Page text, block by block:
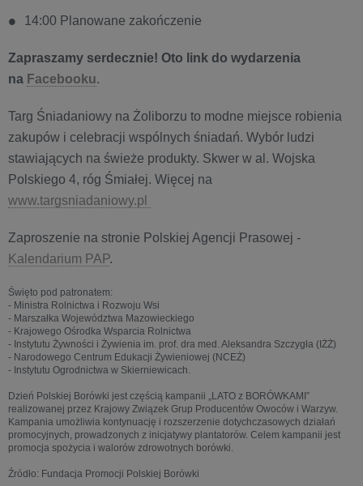
14:00 Planowane zakończenie
Zapraszamy serdecznie! Oto link do wydarzenia
na Facebooku.
Targ Śniadaniowy na Żoliborzu to modne miejsce robienia
zakupów i celebracji wspólnych śniadań. Wybór ludzi
stawiających na świeże produkty. Skwer w al. Wojska
Polskiego 4, róg Śmiałej. Więcej na
www.targsniadaniowy.pl
Zaproszenie na stronie Polskiej Agencji Prasowej -
Kalendarium PAP.
Święto pod patronatem:
- Ministra Rolnictwa i Rozwoju Wsi
- Marszałka Województwa Mazowieckiego
- Krajowego Ośrodka Wsparcia Rolnictwa
- Instytutu Żywności i Żywienia im. prof. dra med. Aleksandra Szczygła (IŻŻ)
- Narodowego Centrum Edukacji Żywieniowej (NCEŻ)
- Instytutu Ogrodnictwa w Skierniewicach.
Dzień Polskiej Borówki jest częścią kampanii „LATO z BORÓWKAMI”
realizowanej przez Krajowy Związek Grup Producentów Owoców i Warzyw.
Kampania umożliwia kontynuację i rozszerzenie dotychczasowych działań
promocyjnych, prowadzonych z inicjatywy plantatorów. Celem kampanii jest
promocja spożycia i walorów zdrowotnych borówki.
Źródło: Fundacja Promocji Polskiej Borówki